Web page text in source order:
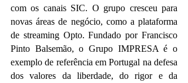
com os canais SIC. O grupo cresceu para
novas áreas de negócio, como a plataforma
de streaming Opto. Fundado por Francisco
Pinto Balsemão, o Grupo IMPRESA é o
exemplo de referência em Portugal na defesa
dos valores da liberdade, do rigor e da